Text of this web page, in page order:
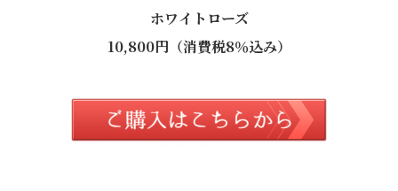
ホワイトローズ
10,800円（消費税8％込み）